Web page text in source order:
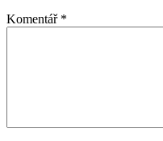
Komentář *